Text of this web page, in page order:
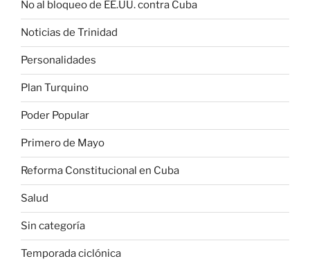
No al bloqueo de EE.UU. contra Cuba
Noticias de Trinidad
Personalidades
Plan Turquino
Poder Popular
Primero de Mayo
Reforma Constitucional en Cuba
Salud
Sin categoría
Temporada ciclónica